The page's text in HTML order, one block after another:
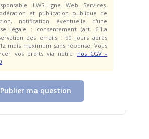
LWS-Ligne Web Services.
et publication publique de
notification éventuelle d'une
légale : consentement (art. 6.1.a
des emails : 90 jours après
mois maximum sans réponse. Vous
vos droits via notre nos CGV -
Publier ma question